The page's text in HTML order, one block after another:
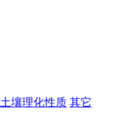
土壤理化性质 其它